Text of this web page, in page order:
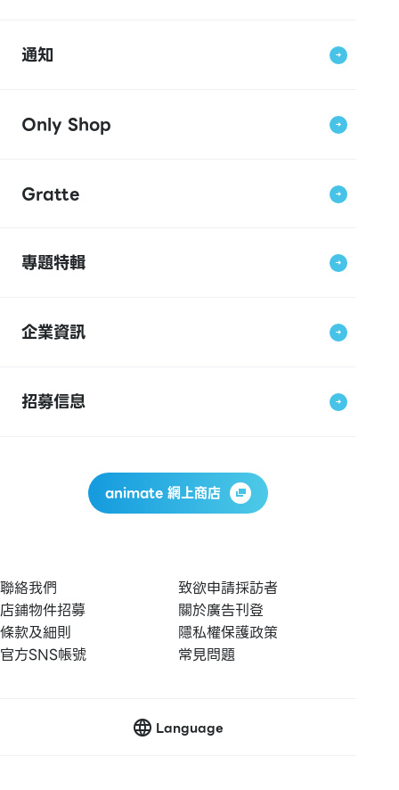
通知
Only Shop
Gratte
專題特輯
企業資訊
招募信息
animate 網上商店
聯絡我們
致欲申請採訪者
店鋪物件招募
關於廣告刊登
條款及細則
隱私權保護政策
官方SNS帳號
常見問題
Language